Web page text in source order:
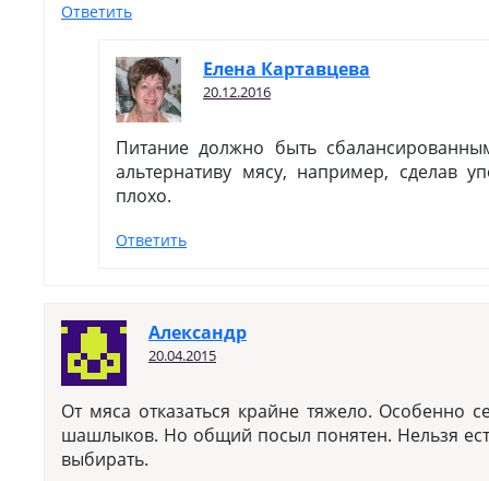
Ответить
Елена Картавцева
20.12.2016
Питание должно быть
альтернативу мясу, например, сделав
плохо.
Ответить
Александр
20.04.2015
От мяса отказаться крайне тяжело. Особенно
шашлыков. Но общий посыл понятен. Нельзя
выбирать.